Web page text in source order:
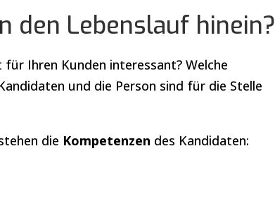
den Lebenslauf hinein?
für Ihren Kunden interessant? Welche
und die Person sind für die Stelle
die Kompetenzen des Kandidaten: